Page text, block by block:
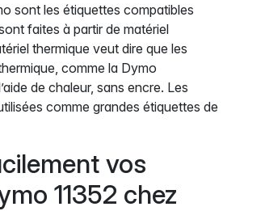
sont les étiquettes compatibles
faites à partir de matériel
thermique veut dire que les
comme la Dymo
de chaleur, sans encre. Les
comme grandes étiquettes de
vos
11352 chez